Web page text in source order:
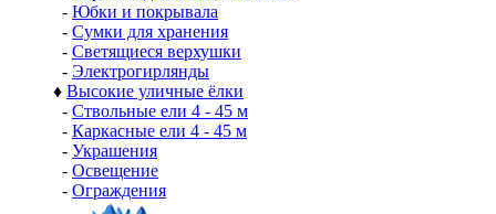
- Юбки и покрывала
- Сумки для хранения
- Светящиеся верхушки
- Электрогирлянды
♦ Высокие уличные ёлки
- Ствольные ели 4 - 45 м
- Каркасные ели 4 - 45 м
- Украшения
- Освещение
- Ограждения